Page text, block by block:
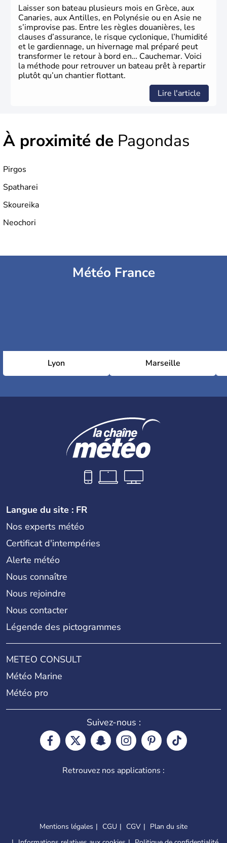
Laisser son bateau plusieurs mois en Grèce, aux
Canaries, aux Antilles, en Polynésie ou en Asie ne
s’improvise pas. Entre les règles douanières, les
clauses d’assurance, le risque cyclonique, l’humidité
et le gardiennage, un hivernage mal préparé peut
transformer le retour à bord en… Cauchemar. Voici
la méthode pour retrouver un bateau prêt à repartir
plutôt qu’un chantier flottant.
Lire l'article
À proximité de Pagondas
Pirgos
Spatharei
Skoureika
Neochori
Météo France
Lyon Marseille
Langue du site : FR
Nos experts météo
Certificat d'intempéries
Alerte météo
Nous connaître
Nous rejoindre
Nous contacter
Légende des pictogrammes
METEO CONSULT
Météo Marine
Météo pro
Suivez-nous :
Retrouvez nos applications :
Mentions légales CGU CGV
Plan du site